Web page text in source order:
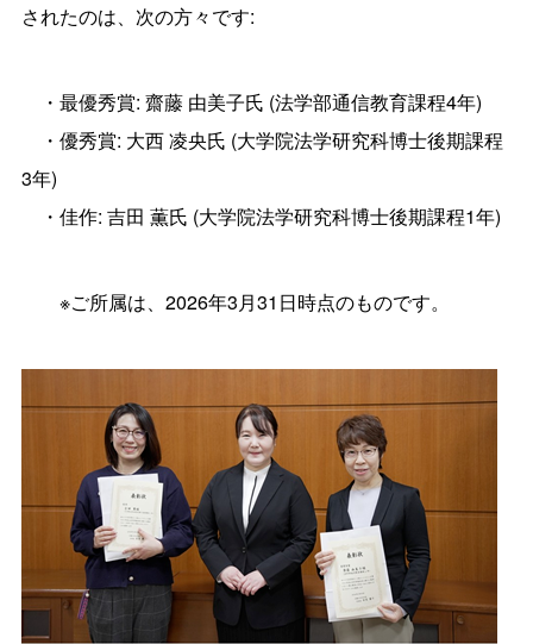
されたのは、次の方々です:
・最優秀賞: 齋藤 由美子氏 (法学部通信教育課程4年)
・優秀賞: 大西 凌央氏 (大学院法学研究科博士後期課程
3年)
・佳作: 吉田 薫氏 (大学院法学研究科博士後期課程1年)
※ご所属は、2026年3月31日時点のものです。